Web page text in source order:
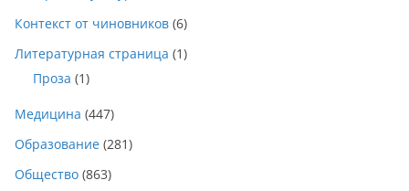
Контекст от чиновников (6)
Литературная страница (1)
Проза (1)
Медицина (447)
Образование (281)
Общество (863)